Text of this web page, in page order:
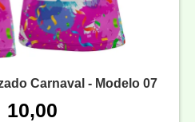
Carnaval - Modelo 07
10,00